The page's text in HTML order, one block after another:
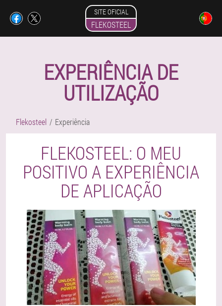
SITE OFICIAL
FLEKOSTEEL
EXPERIÊNCIA DE
UTILIZAÇÃO
Flekosteel Experiência
FLEKOSTEEL: O MEU
POSITIVO A EXPERIÊNCIA
DE APLICAÇÃO